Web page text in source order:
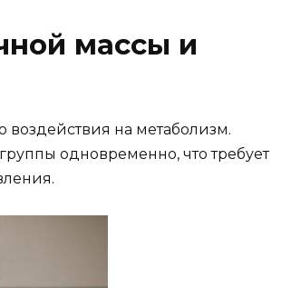
массы и
на метаболизм.
одновременно, что требует